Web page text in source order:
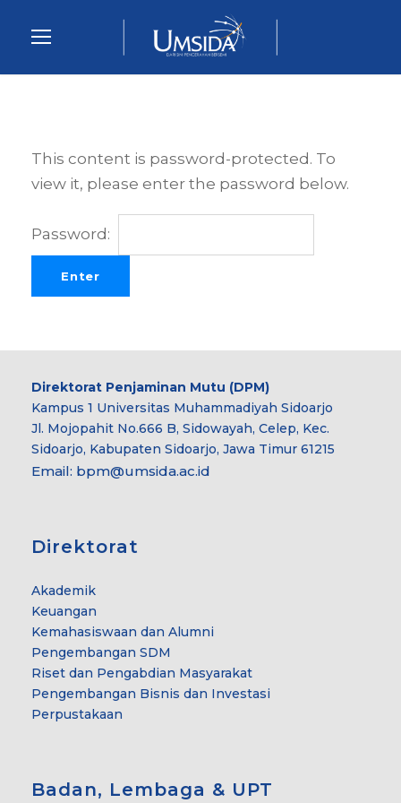
This content is password-protected. To
view it, please enter the password below.
Password:
Direktorat Penjaminan Mutu (DPM)
Kampus 1 Universitas Muhammadiyah Sidoarjo
Jl. Mojopahit No.666 B, Sidowayah, Celep, Kec.
Sidoarjo, Kabupaten Sidoarjo, Jawa Timur 61215
Email: bpm@umsida.ac.id
Direktorat
Akademik
Keuangan
Kemahasiswaan dan Alumni
Pengembangan SDM
Riset dan Pengabdian Masyarakat
Pengembangan Bisnis dan Investasi
Perpustakaan
Badan, Lembaga & UPT